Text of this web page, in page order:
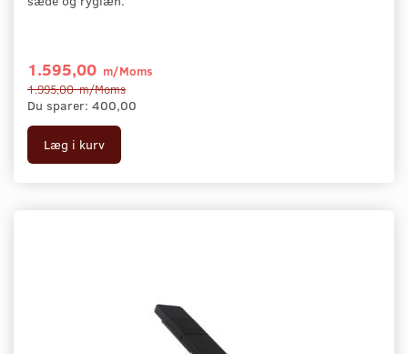
1.595,00 m/Moms
1.995,00m/Moms
Du sparer: 400,00
Læg i kurv